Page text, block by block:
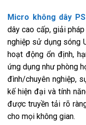
Micro không dây
dây cao cấp, giải
nghiệp sử dụng sóng
hoạt động ổn định,
ứng dụng như phòng
đình/chuyên nghiệp,
kế hiện đại và tính
được truyền tải rõ
cho mọi không gian.